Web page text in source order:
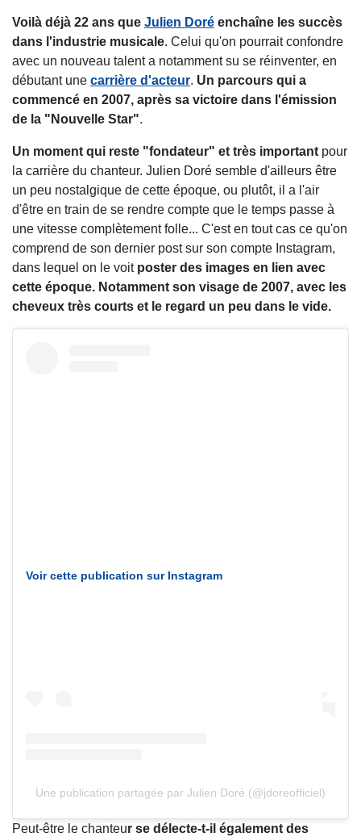
Voilà déjà 22 ans que Julien Doré enchaîne les succès
dans l'industrie musicale. Celui qu'on pourrait confondre
avec un nouveau talent a notamment su se réinventer, en
débutant une carrière d'acteur. Un parcours qui a
commencé en 2007, après sa victoire dans l'émission
de la "Nouvelle Star".
Un moment qui reste "fondateur" et très important pour
la carrière du chanteur. Julien Doré semble d'ailleurs être
un peu nostalgique de cette époque, ou plutôt, il a l'air
d'être en train de se rendre compte que le temps passe à
une vitesse complètement folle... C'est en tout cas ce qu'on
comprend de son dernier post sur son compte Instagram,
dans lequel on le voitposter des images en lien avec
cette époque. Notamment son visage de 2007, avec les
cheveux très courts et le regard un peu dans le vide.
Voir cette publication sur Instagram
Une publication partagée par Julien Doré (@jdoreofficiel)
Peut-être le chanteur se délecte-t-il également des